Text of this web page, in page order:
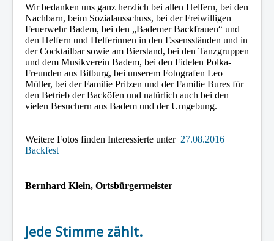
Wir bedanken uns ganz herzlich bei allen Helfern, bei den
Nachbarn, beim Sozialausschuss, bei der Freiwilligen
Feuerwehr Badem, bei den „Bademer Backfrauen“ und
den Helfern und Helferinnen in den Essensständen und in
der Cocktailbar sowie am Bierstand, bei den Tanzgruppen
und dem Musikverein Badem, bei den Fidelen Polka-
Freunden aus Bitburg, bei unserem Fotografen Leo
Müller, bei der Familie Pritzen und der Familie Bures für
den Betrieb der Backöfen und natürlich auch bei den
vielen Besuchern aus Badem und der Umgebung.
Weitere Fotos finden Interessierte unter 27.08.2016
Backfest
Bernhard Klein, Ortsbürgermeister
Jede Stimme zählt.